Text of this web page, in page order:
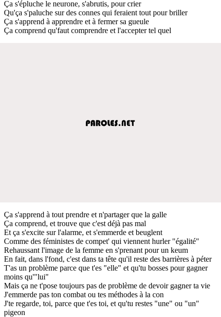
Ça s'épluche le neurone, s'abrutis, pour crier
Qu'ça s'paluche sur des connes qui feraient tout pour briller
Ça s'apprend à apprendre et à fermer sa gueule
Ça comprend qu'faut comprendre et l'accepter tel quel
Ça s'apprend à tout prendre et n'partager que la galle
Ça comprend, et trouve que c'est déjà pas mal
Et ça s'excite sur l'alarme, et s'emmerde et beuglent
Comme des féministes de compet' qui viennent hurler "égalité"
Rehaussant l'image de la femme en s'prenant pour un keum
En fait, dans l'fond, c'est dans ta tête qu'il reste des barrières à péter
T'as un problème parce que t'es "elle" et qu'tu bosses pour gagner
moins qu'"lui"
Mais ça ne t'pose toujours pas de problème de devoir gagner ta vie
J'emmerde pas ton combat ou tes méthodes à la con
J'te regarde, toi, parce que t'es toi, et qu'tu restes "une" ou "un"
pigeon